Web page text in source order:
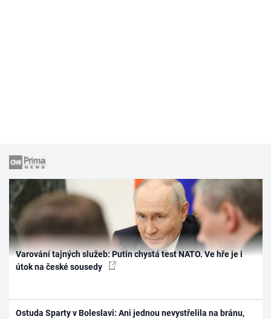
Varování tajných služeb: Putin chystá test NATO. Ve hře je i
útok na české sousedy
Ostuda Sparty v Boleslavi: Ani jednou nevystřelila na bránu,